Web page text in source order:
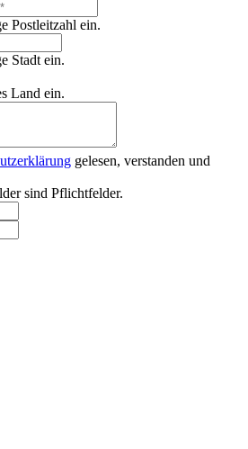
Postleitzahl ein.
Stadt ein.
Land ein.
gelesen, verstanden und
sind Pflichtfelder.